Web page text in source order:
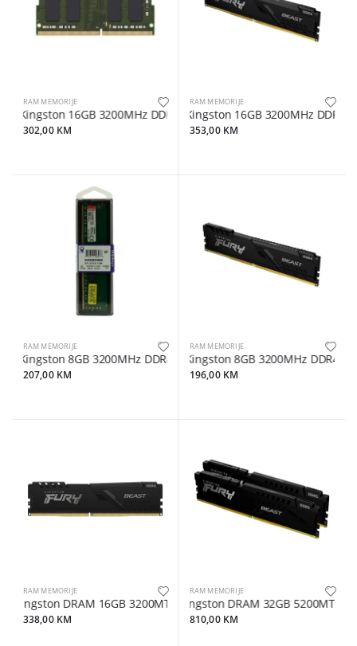
RAM MEMORIJE
Kingston 16GB 3200MHz DDR4 SODKCP432SD8/16
302,00 KM
RAM MEMORIJE
Kingston 16GB 3200MHz
353,00 KM
RAM MEMORIJE
Kingston 8GB 3200MHz DDR4
207,00 KM
RAM MEMORIJE
Kingston 8GB 3200MHz
196,00 KM
RAM MEMORIJE
Kingston DRAM 16GB 3200MT/s DDR4 CL16 DIMM FURY Beast
338,00 KM
RAM MEMORIJE
Kingston DRAM 32GB 5200MT/s
810,00 KM